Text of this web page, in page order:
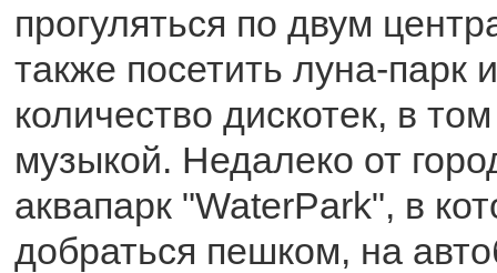
прогуляться по двум
также посетить луна-парк
количество дискотек, в
музыкой. Недалеко от
аквапарк "WaterPark", в
добраться пешком, на